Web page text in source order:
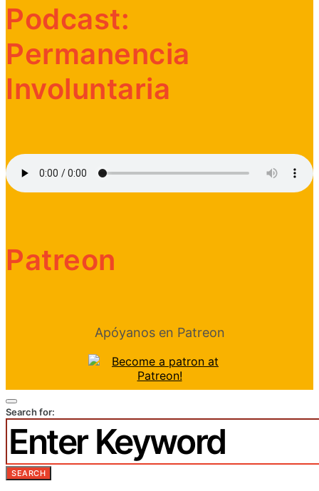
Podcast:
Permanencia
Involuntaria
Patreon
Apóyanos en Patreon
Search for:
SEARCH